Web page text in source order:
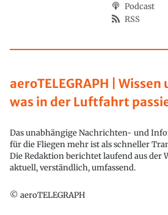
aeroTELEGRAPH |
was in der Luftfahrt
Das unabhängige Nachrichten- und
für die Fliegen mehr ist als schneller
Die Redaktion berichtet laufend aus der
aktuell, verständlich, umfassend.
© aeroTELEGRAPH
Podcast
RSS